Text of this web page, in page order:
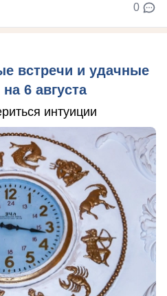
0
встречи и удачные
6 августа
интуиции